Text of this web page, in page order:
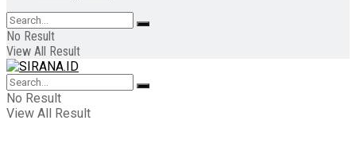
No Result
View All Result
No Result
View All Result